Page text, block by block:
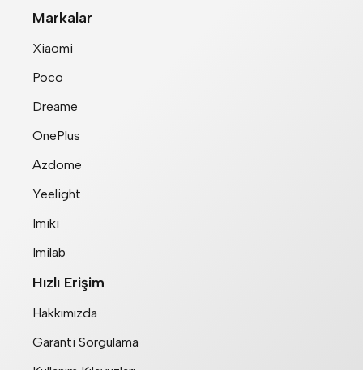
Markalar
Xiaomi
Poco
Dreame
OnePlus
Azdome
Yeelight
Imiki
Imilab
Hızlı Erişim
Hakkımızda
Garanti Sorgulama